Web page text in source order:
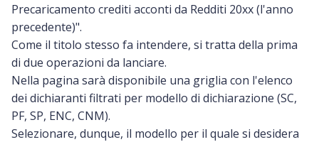
Precaricamento crediti acconti da Redditi 20xx (l'anno
precedente)".
Come il titolo stesso fa intendere, si tratta della prima
di due operazioni da lanciare.
Nella pagina sarà disponibile una griglia con l'elenco
dei dichiaranti filtrati per modello di dichiarazione (SC,
PF, SP, ENC, CNM).
Selezionare, dunque, il modello per il quale si desidera